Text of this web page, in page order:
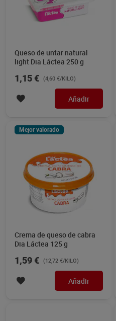
Queso de untar natural
light Dia Láctea 250 g
1,15 € (4,60 €/KILO)
Añadir
Mejor valorado
Crema de queso de cabra
Dia Láctea 125 g
1,59 € (12,72 €/KILO)
Añadir